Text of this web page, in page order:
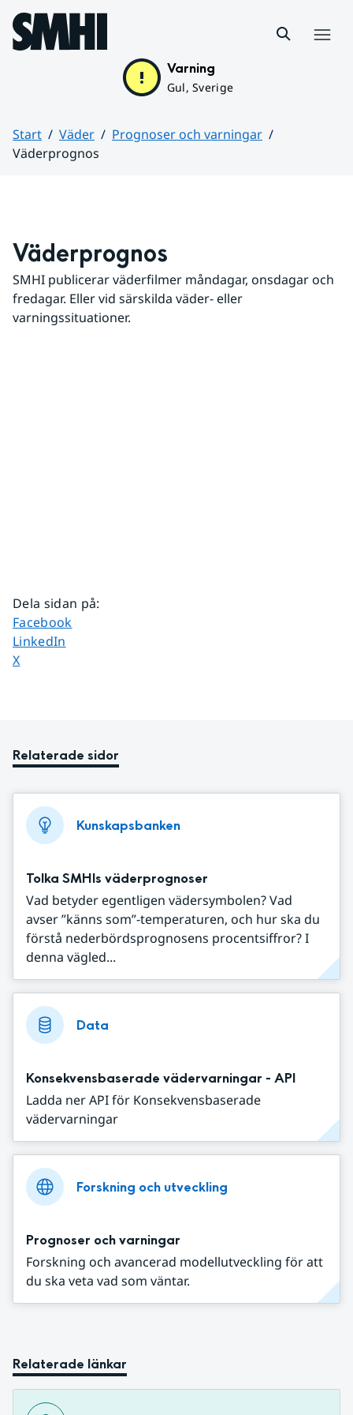
Hoppa till sidans innehåll
Varning
Gul, Sverige
Start Väder
Prognoser och varningar
Väderprognos
Väderprognos
SMHI publicerar väderfilmer måndagar, onsdagar och
fredagar. Eller vid särskilda väder- eller
varningssituationer.
Dela sidan på:
Dela sidan på
Facebook
Dela sidan på
LinkedIn
Dela sidan på
X
Relaterade sidor
Kunskapsbanken
Tolka SMHIs väderprognoser
Vad betyder egentligen vädersymbolen? Vad
avser ”känns som”-temperaturen, och hur ska du
förstå nederbördsprognosens procentsiffror? I
denna vägled...
Data
Konsekvensbaserade vädervarningar - API
Ladda ner API för Konsekvensbaserade
vädervarningar
Forskning och utveckling
Prognoser och varningar
Forskning och avancerad modellutveckling för att
du ska veta vad som väntar.
Relaterade länkar